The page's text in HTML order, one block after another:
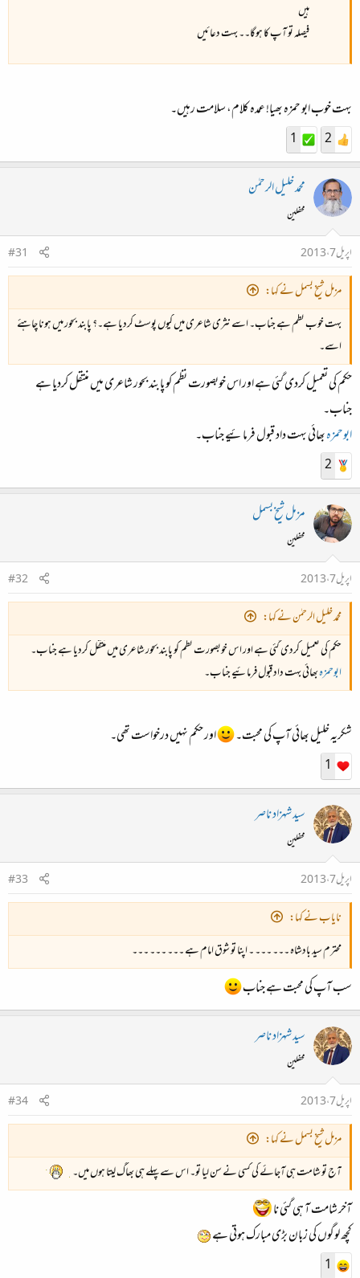
ہیں
فیصلہ تو آپ کا ہوگا۔۔ بہت دعائیں
بہت خوب ابو حمزہ بھیا! عمدہ کلام، سلامت رہیں۔
2
1
محمد خلیل الرحمٰن
محفلین
اپریل 7، 2013
#31
مزمل شیخ بسمل نے کہا:
بہت خوب نظم ہے جناب۔ اسے نثری شاعری میں کیوں پوسٹ کردیا ہے۔؟ پابند بحور میں ہونا چاہئے
اسے۔
حکم کی تعمیل کردی گئی ہے اور اس خوبصورت نظم کو پابند بحور شاعری میں منتقل کردیا ہے
جناب۔
ابوحمزہبھائی بہت داد قبول فرمائیے جناب۔
2
مزمل شیخ بسمل
محفلین
اپریل 7، 2013
#32
محمد خلیل الرحمٰن نے کہا:
حکم کی تعمیل کردی گئی ہے اور اس خوبصورت نظم کو پابند بحور شاعری میں منتقل کردیا ہے جناب۔
ابوحمزہبھائی بہت داد قبول فرمائیے جناب۔
شکریہ خلیل بھائی آپ کی محبت۔ اور حکم نہیں درخواست تھی۔
1
سید شہزاد ناصر
محفلین
اپریل 7، 2013
#33
نایاب نے کہا:
محترم سید بادشاہ ۔۔۔ ۔۔۔ ۔ اپنا تو شوق امام ہے ۔۔۔ ۔۔۔ ۔۔۔
سب آپ کی محبت ہے جناب
سید شہزاد ناصر
محفلین
اپریل 7، 2013
#34
مزمل شیخ بسمل نے کہا:
آج تو شامت ہی آجائے گی کسی نے سن لیا تو۔ اس سے پہلے ہی بھاگ لیتا ہوں میں۔
آخر شامت آ ہی گئی نا
کچھ لوگوں کی زبان بڑی مبارک ہوتی ہے
1